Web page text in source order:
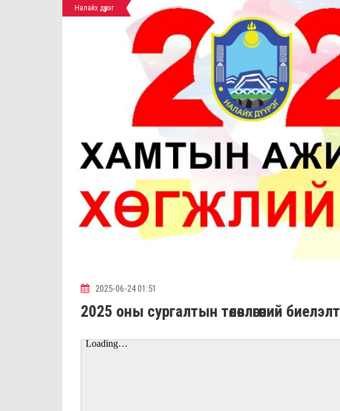
Налайх дүүрэг
2025-06-24 01:51
2025 оны сургалтын төлөвлөгөөний биелэлт